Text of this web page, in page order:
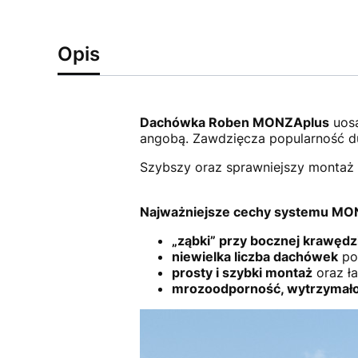
Opis
Dachówka Roben MONZAplus
angobą. Zawdzięcza popularność
Szybszy oraz sprawniejszy
Najważniejsze cechy systemu
„ząbki” przy bocznej
niewielka liczba dachówek
prosty i szybki montażoraz
mrozoodporność,